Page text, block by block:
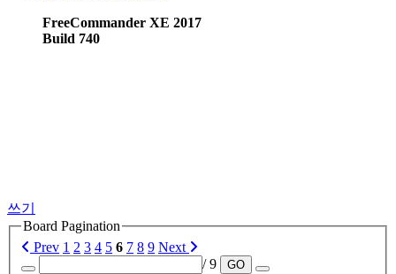
FreeCommander XE 2017
Build 740
쓰기
Board Pagination
Prev 1 2 3 4 5 6 7 8 9 Next
/ 9
GO